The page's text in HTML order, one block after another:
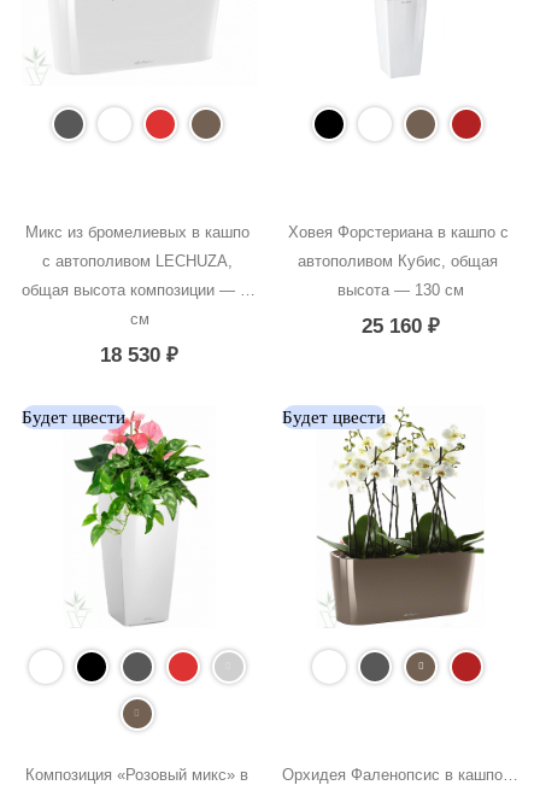
Микс из бромелиевых в кашпо
с автополивом LECHUZA,
общая высота композиции — 50
см
18 530₽
Ховея Форстериана в кашпо с
автополивом Кубис, общая
высота — 130 см
25 160 ₽
Будет цвести
Композиция «Розовый микс» в
Будет цвести
Орхидея Фаленопсис в кашпо с